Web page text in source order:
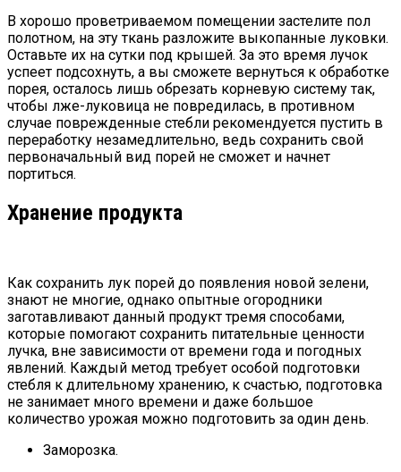
В хорошо проветриваемом помещении застелите пол
полотном, на эту ткань разложите выкопанные луковки.
Оставьте их на сутки под крышей. За это время лучок
успеет подсохнуть, а вы сможете вернуться к обработке
порея, осталось лишь обрезать корневую систему так,
чтобы лже-луковица не повредилась, в противном
случае поврежденные стебли рекомендуется пустить в
переработку незамедлительно, ведь сохранить свой
первоначальный вид порей не сможет и начнет
портиться.
Хранение продукта
Как сохранить лук порей до появления новой зелени,
знают не многие, однако опытные огородники
заготавливают данный продукт тремя способами,
которые помогают сохранить питательные ценности
лучка, вне зависимости от времени года и погодных
явлений. Каждый метод требует особой подготовки
стебля к длительному хранению, к счастью, подготовка
не занимает много времени и даже большое
количество урожая можно подготовить за один день.
Заморозка.